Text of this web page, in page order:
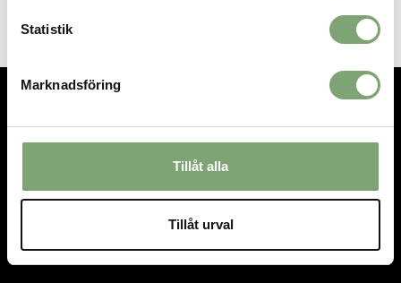
Statistik
Marknadsföring
Tillåt alla
Tillåt urval
TEL.08-592 512 13
Stora Gatan 29, Sigtuna
Öppettider: